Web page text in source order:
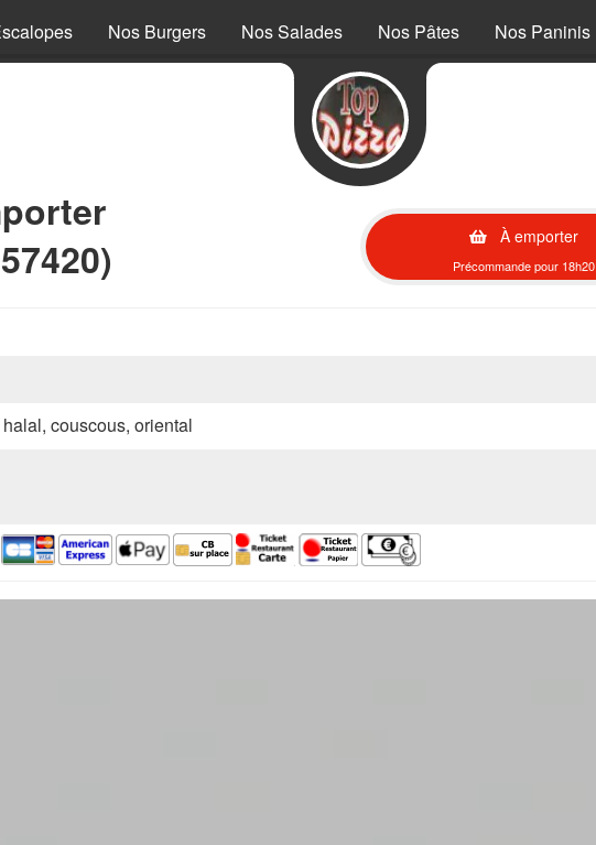
Nos Burgers Nos Salades Nos Pâtes Nos Paninis
À emporter
Précommande pour 18h20
couscous, oriental